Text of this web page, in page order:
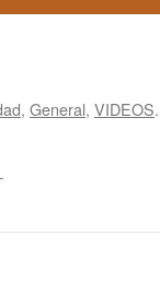
, General, VIDEOS